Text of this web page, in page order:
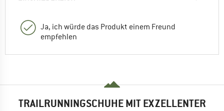
Ja, ich würde das Produkt einem Freund
empfehlen
TRAILRUNNINGSCHUHE MIT EXZELLENTER